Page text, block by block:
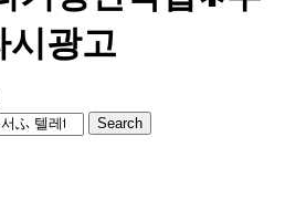
시광고
Search